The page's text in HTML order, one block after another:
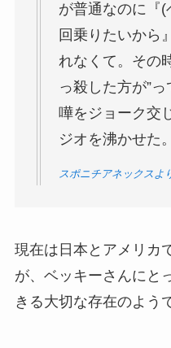
が普通なのに『
回乗りたいから
れなくて。その
っ殺した方が”
嘩をジョーク交
ジオを沸かせた。
スポニチアネックスよ
現在は日本とアメリカ
が、ベッキーさんにと
きる大切な存在のよう